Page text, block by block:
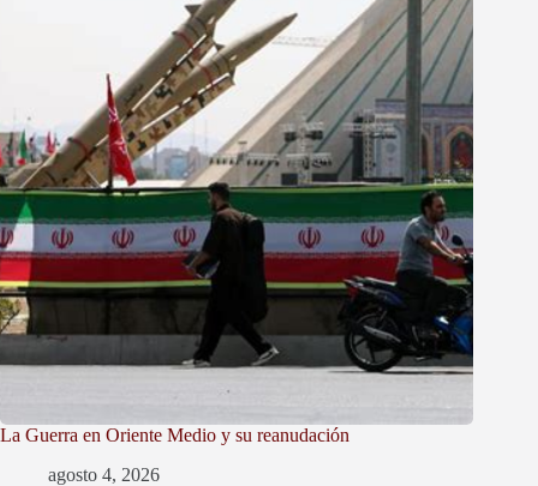
La Guerra en Oriente Medio y su reanudación
agosto 4, 2026